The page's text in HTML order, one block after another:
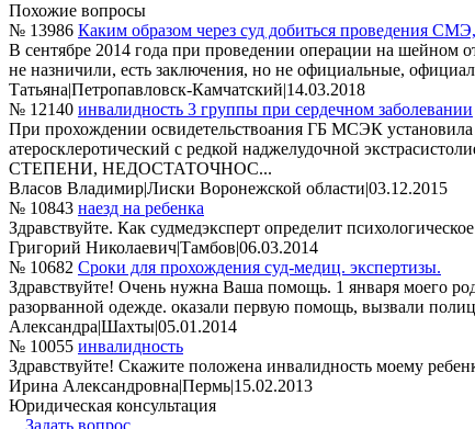
Похожие вопросы
№ 13986 Каким образом через суд добиться проведения
В сентябре 2014 года при проведении операции на шейном
не назничили, есть заключения, но не официальные,
Татьяна|Петропавловск-Камчатский|14.03.2018
№ 12140 инвалидность 3 группы при сердечном заболевании
При прохождении освидетельствоания ГБ МСЭК установила
атеросклеротический с редкой наджелудочной
СТЕПЕНИ, НЕДОСТАТОЧНОС...
Власов Владимир|Лиски Воронежской области|03.12.2015
№ 10843 наезд на ребенка
Здравствуйте. Как судмедэксперт определит
Григорий Николаевич|Тамбов|06.03.2014
№ 10682 Сроки для прохождения суд-медиц. экспертизы.
Здравствуйте! Очень нужна Ваша помощь. 1 января моего
разорванной одежде. оказали первую помощь, вызвали
Александра|Шахты|05.01.2014
№ 10055 инвалидность
Здравствуйте! Скажите положена инвалидность моему
Ирина Александровна|Пермь|15.02.2013
Юридическая консультация